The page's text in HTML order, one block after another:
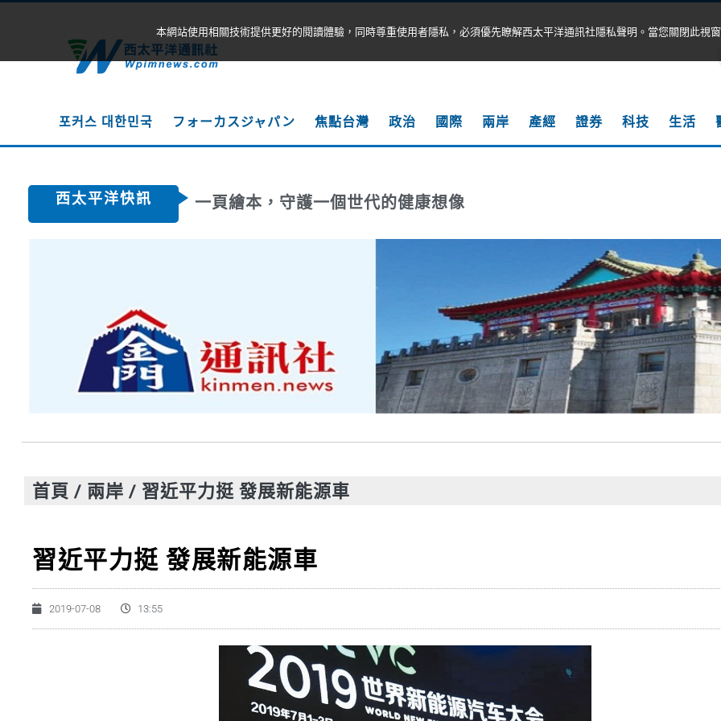
포커스 대한민국 フォーカスジャパン 焦點台灣 政治 國際 兩岸 產經 證券 科技 生活
西太平洋快訊 一頁繪本，守護一個世代的健康想像
首頁 / 兩岸 / 習近平力挺 發展新能源車
習近平力挺 發展新能源車
2019-07-08 13:55
本網站使用相關技術提供更好的閱讀體驗，同時尊重使用者隱私，必須優先瞭解西太平洋通訊社隱私聲明。當您關閉此視